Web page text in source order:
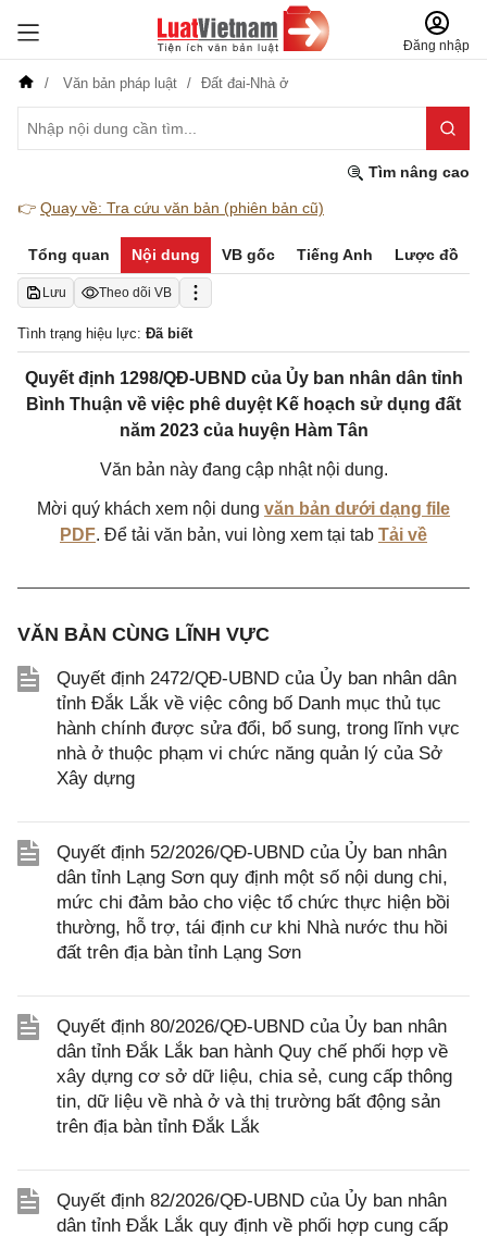
Đăng nhập
Văn bản pháp luật Đất đai-Nhà ở
Tìm nâng cao
👉 Quay về: Tra cứu văn bản (phiên bản cũ)
Tổng quan Nội dung VB gốc Tiếng Anh Lược đồ
Lưu Theo dõi VB
Tình trạng hiệu lực: Đã biết
Quyết định 1298/QĐ-UBND của Ủy ban nhân dân tỉnh
Bình Thuận về việc phê duyệt Kế hoạch sử dụng đất
năm 2023 của huyện Hàm Tân
Văn bản này đang cập nhật nội dung.
Mời quý khách xem nội dung văn bản dưới dạng file
PDF. Để tải văn bản, vui lòng xem tại tab Tải về
VĂN BẢN CÙNG LĨNH VỰC
Quyết định 2472/QĐ-UBND của Ủy ban nhân dân
tỉnh Đắk Lắk về việc công bố Danh mục thủ tục
hành chính được sửa đổi, bổ sung, trong lĩnh vực
nhà ở thuộc phạm vi chức năng quản lý của Sở
Xây dựng
Quyết định 52/2026/QĐ-UBND của Ủy ban nhân
dân tỉnh Lạng Sơn quy định một số nội dung chi,
mức chi đảm bảo cho việc tổ chức thực hiện bồi
thường, hỗ trợ, tái định cư khi Nhà nước thu hồi
đất trên địa bàn tỉnh Lạng Sơn
Quyết định 80/2026/QĐ-UBND của Ủy ban nhân
dân tỉnh Đắk Lắk ban hành Quy chế phối hợp về
xây dựng cơ sở dữ liệu, chia sẻ, cung cấp thông
tin, dữ liệu về nhà ở và thị trường bất động sản
trên địa bàn tỉnh Đắk Lắk
Quyết định 82/2026/QĐ-UBND của Ủy ban nhân
dân tỉnh Đắk Lắk quy định về phối hợp cung cấp